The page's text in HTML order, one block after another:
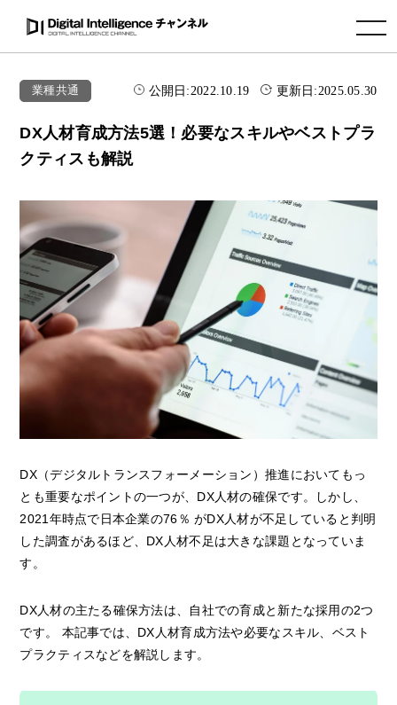
toggle navigation
業種共通 公開日:2022.10.19 更新日:2025.05.30
DX人材育成方法5選！必要なスキルやベストプラ
クティスも解説
DX（デジタルトランスフォーメーション）推進においてもっ
とも重要なポイントの一つが、DX人材の確保です。しかし、
2021年時点で日本企業の76％ がDX人材が不足していると判明
した調査があるほど、DX人材不足は大きな課題となっていま
す。
DX人材の主たる確保方法は、自社での育成と新たな採用の2つ
です。 本記事では、DX人材育成方法や必要なスキル、ベスト
プラクティスなどを解説します。